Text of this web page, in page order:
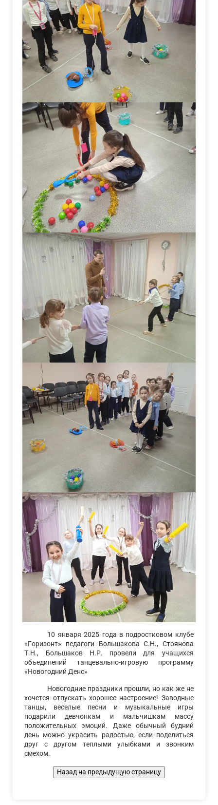
10 января 2025 года в подростковом клубе
«Горизонт» педагоги Большакова С.Н., Стоянова
Т.Н., Большаков Н.Р. провели для учащихся
объединений танцевально-игровую программу
«Новогодний Денс»
Новогодние праздники прошли, но как же не
хочется отпускать хорошее настроение! Заводные
танцы, веселые песни и музыкальные игры
подарили девчонкам и мальчишкам массу
положительных эмоций. Даже обычный будний
день можно украсить радостью, если поделиться
друг с другом теплыми улыбками и звонким
смехом.